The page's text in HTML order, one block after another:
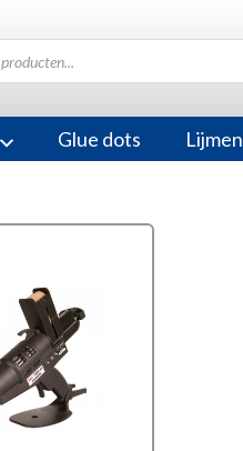
Glue dots Lijmen